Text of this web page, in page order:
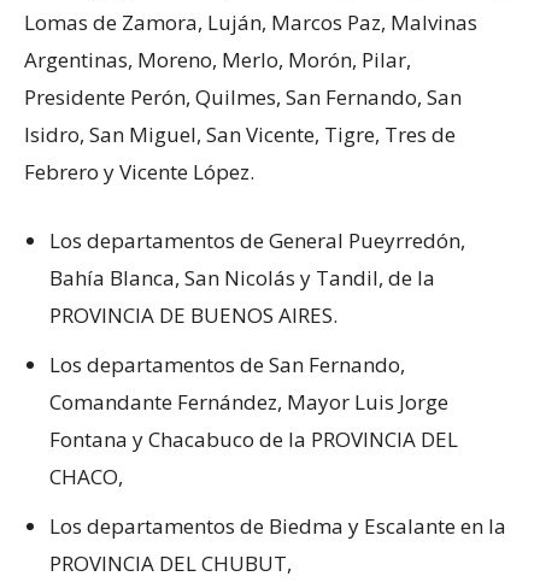
Lomas de Zamora, Luján, Marcos Paz, Malvinas
Argentinas, Moreno, Merlo, Morón, Pilar,
Presidente Perón, Quilmes, San Fernando, San
Isidro, San Miguel, San Vicente, Tigre, Tres de
Febrero y Vicente López.
Los departamentos de General Pueyrredón,
Bahía Blanca, San Nicolás y Tandil, de la
PROVINCIA DE BUENOS AIRES.
Los departamentos de San Fernando,
Comandante Fernández, Mayor Luis Jorge
Fontana y Chacabuco de la PROVINCIA DEL
CHACO,
Los departamentos de Biedma y Escalante en la
PROVINCIA DEL CHUBUT,